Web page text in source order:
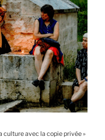
culture avec la copie privée »